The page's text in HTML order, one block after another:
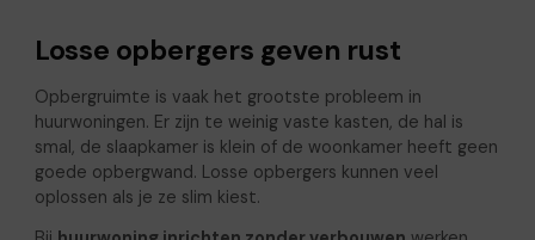
Losse opbergers geven rust
Opbergruimte is vaak het grootste probleem in
huurwoningen. Er zijn te weinig vaste kasten, de hal is
smal, de slaapkamer is klein of de woonkamer heeft geen
goede opbergwand. Losse opbergers kunnen veel
oplossen als je ze slim kiest.